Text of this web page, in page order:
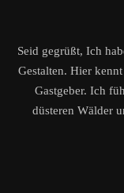
Seid gegrüßt, Ich
Gestalten. Hier
Gastgeber. Ich
düsteren Wälder